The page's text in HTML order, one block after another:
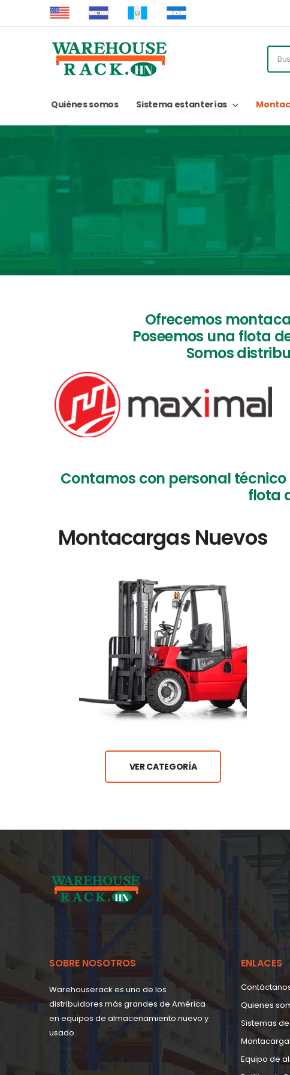
Quiénes somos Sistema estanterías
Ofrecemos
Poseemos una flota
Somos
Contamos con personal
flota
Montacargas Nuevos
VER CATEGORÍA
SOBRE NOSOTROS
Warehouserack es uno de los
distribuidores más grandes de América
en equipos de almacenamiento nuevo y
usado.
ENLACES
Quienes
Sistemas
Equipo de